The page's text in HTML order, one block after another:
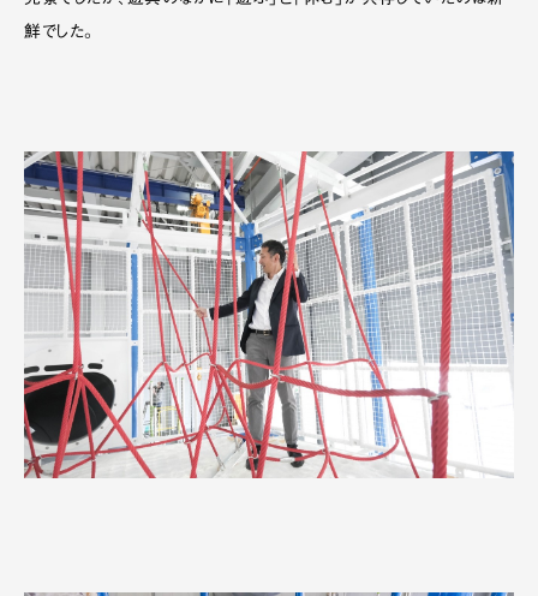
鮮でした。